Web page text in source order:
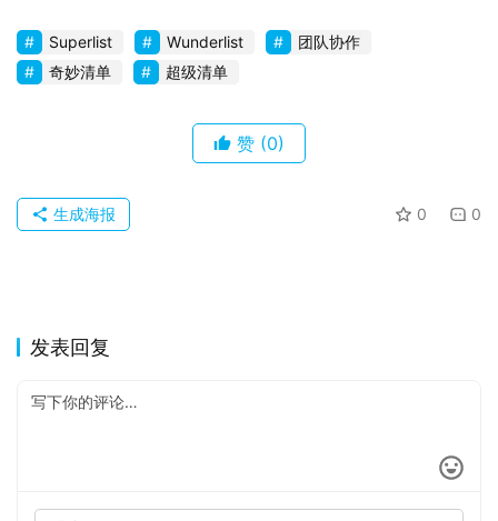
Superlist Wunderlist
团队协作
奇妙清单
超级清单
赞 (0)
0 0
生成海报
发表回复